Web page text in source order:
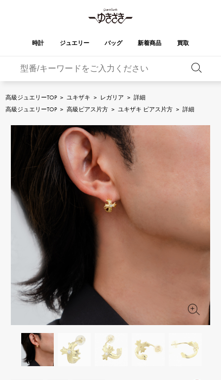
時計 ジュエリー バッグ 新着商品 買取
OMEGA BREITLING
A.LANGE & SOHNE
ランゲ＆ゾーネ
PATEK PHILIPPE
パテック・フィリップ
FRANCK MULLER
フランク・ミュラー リシャール・ミル
ンタン
AUDEMARS PIGUET
CHANEL
シャネル
HARRY WINSTON
ハリー・ウィンストン
ZENITH
DUNAMIS
デュナミス
TABLE CLOCK
置き時計
YUKIZAKI
ジュエリー
ジュエリー
REGALIA
レガリア
DOUBLE TOP
YOBIKO
ヨビコ
NOMBRE putite
ノンブルプティ
ALPHA putite
アルファプティ
ANGLER
HIMAWARI
ヒマワリ
USED NOMBRE
ノンブル認定中古
オリジナルジュエリー一覧へ
バーキン オータクロア
ケリー ピコタンロック
ガーデンパーティー
財布
小物
エルメスバッグ
高級ジュエリーTOP > ユキザキ > レガリア > 詳細
高級ジュエリーTOP > 高級ピアス片方 > ユキザキ ピアス片方 > 詳細